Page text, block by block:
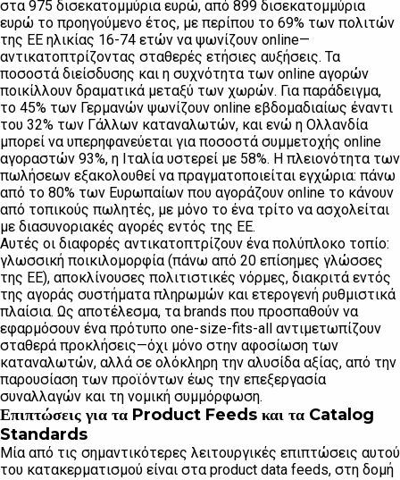
στα 975 δισεκατομμύρια ευρώ, από 899 δισεκατομμύρια
ευρώ το προηγούμενο έτος, με περίπου το 69% των πολιτών
της ΕΕ ηλικίας 16-74 ετών να ψωνίζουν online—
αντικατοπτρίζοντας σταθερές ετήσιες αυξήσεις. Τα
ποσοστά διείσδυσης και η συχνότητα των online αγορών
ποικίλλουν δραματικά μεταξύ των χωρών. Για παράδειγμα,
το 45% των Γερμανών ψωνίζουν online εβδομαδιαίως έναντι
του 32% των Γάλλων καταναλωτών, και ενώ η Ολλανδία
μπορεί να υπερηφανεύεται για ποσοστά συμμετοχής online
αγοραστών 93%, η Ιταλία υστερεί με 58%. Η πλειονότητα των
πωλήσεων εξακολουθεί να πραγματοποιείται εγχώρια: πάνω
από το 80% των Ευρωπαίων που αγοράζουν online το κάνουν
από τοπικούς πωλητές, με μόνο το ένα τρίτο να ασχολείται
με διασυνοριακές αγορές εντός της ΕΕ.
Αυτές οι διαφορές αντικατοπτρίζουν ένα πολύπλοκο τοπίο:
γλωσσική ποικιλομορφία (πάνω από 20 επίσημες γλώσσες
της ΕΕ), αποκλίνουσες πολιτιστικές νόρμες, διακριτά εντός
της αγοράς συστήματα πληρωμών και ετερογενή ρυθμιστικά
πλαίσια. Ως αποτέλεσμα, τα brands που προσπαθούν να
εφαρμόσουν ένα πρότυπο one-size-fits-all αντιμετωπίζουν
σταθερά προκλήσεις—όχι μόνο στην αφοσίωση των
καταναλωτών, αλλά σε ολόκληρη την αλυσίδα αξίας, από την
παρουσίαση των προϊόντων έως την επεξεργασία
συναλλαγών και τη νομική συμμόρφωση.
Επιπτώσεις για τα Product Feeds και τα Catalog
Standards
Μία από τις σημαντικότερες λειτουργικές επιπτώσεις αυτού
του κατακερματισμού είναι στα product data feeds, στη δομή